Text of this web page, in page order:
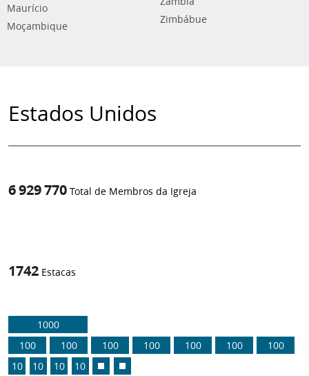
Maurício
Moçambique
Zimbábue
Estados Unidos
6 929 770 Total de Membros da Igreja
1742 Estacas
1000
100
100 100 100 100 100
100
10
10 10 10